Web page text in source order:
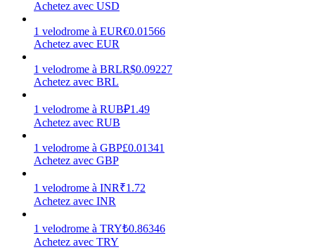
Cochon de puissance
Gagnez quotidiennement des récompenses compétitives
Achetez avec USD
1 velodrome à EUR€0.01566
Achetez avec EUR
1 velodrome à BRLR$0.09227
Achetez avec BRL
1 velodrome à RUB₽1.49
Achetez avec RUB
1 velodrome à GBP£0.01341
Achetez avec GBP
1 velodrome à INR₹1.72
Achetez avec INR
1 velodrome à TRY₺0.86346
Achetez avec TRY